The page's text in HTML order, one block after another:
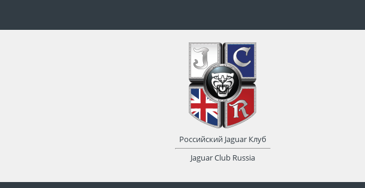
Российский Jaguar Клуб
Jaguar Club Russia